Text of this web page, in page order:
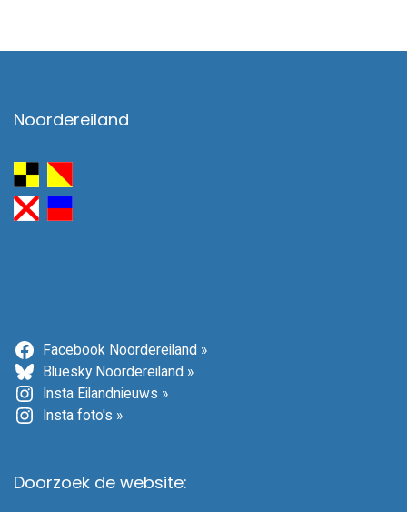
Noordereiland
Facebook Noordereiland »
Bluesky Noordereiland »
Insta Eilandnieuws »
Insta foto's »
Doorzoek de website: